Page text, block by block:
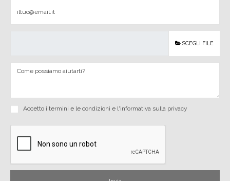
SCEGLI FILE
Accetto i termini e le condizioni e l'informativa sulla privacy